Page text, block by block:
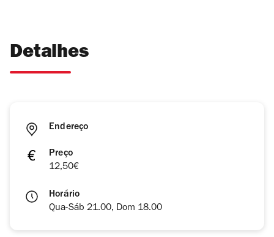
Detalhes
Endereço
Preço
12,50€
Horário
Qua-Sáb 21.00, Dom 18.00